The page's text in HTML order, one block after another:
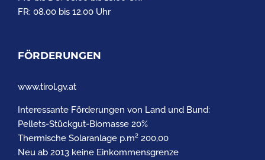
FR: 08.00 bis 12.00 Uhr
FÖRDERUNGEN
www.tirol.gv.at
Interessante Förderungen von Land und Bund:
Pellets-Stückgut-Biomasse 20%
Thermische Solaranlage p.m² 200,00
Neu ab 2013 keine Einkommensgrenze